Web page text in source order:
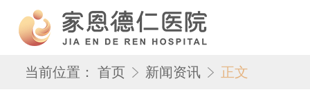
当前位置： 首页 新闻资讯 正文